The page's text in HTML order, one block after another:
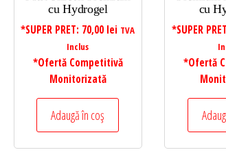
cu Hydrogel
*SUPER PRET: 70,00 lei TVA
Inclus
*Ofertă Competitivă
Monitorizată
Adaugă în coș
cu
*SUPER
*Ofertă